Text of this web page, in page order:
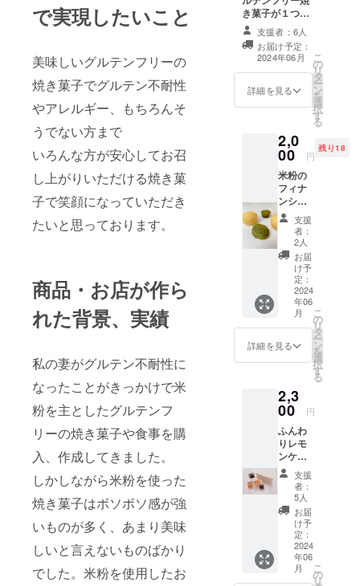
で実現したいこと
美味しいグルテンフリーの
焼き菓子でグルテン不耐性
やアレルギー、もちろんそ
うでない方まで
いろんな方が安心してお召
し上がりいただける焼き菓
子で笑顔になっていただき
たいと思っております。
商品・お店が作ら
れた背景、実績
私の妻がグルテン不耐性に
なったことがきっかけで米
粉を主としたグルテンフ
リーの焼き菓子や食事を購
入、作成してきました。
しかしながら米粉を使った
焼き菓子はボソボソ感が強
いものが多く、あまり美味
しいと言えないものばかり
でした。米粉を使用したお
フリーの焼
き菓子をこ
の度新ブラ
ンドを立ち
上げてECサ
イトにて販
した。
新ブランド
「米粉〜
Kome-
Kona〜」は
市販のグル
テンフリー
焼き菓子に
満足いって
全国にも多
たグルテン
アレルギー
やグルテン
不耐性、
全くそうで
ない人でも
美味しく笑
顔になれる
全国に届け
たいという
思いでを立
き菓子が１つず
つの１セットで
す レモン香るガ
トーショコラ ふ
んわりレモン
ケーキ 和なん
しぇ（プレー
品のラベルに表
記されます。 商
品開封前には必
ずお届けのリ
ターンに貼付さ
れたラベルや注
意書きをご確認
ください。
支援者：6人
お届け予定：
2024年06月
詳細を見る
こ
の
リ
タ
ー
ン
を
選
択
す
る
2,0
00 円
残り18
米粉の
フィナ
ンシェ
４個
セット
：抹茶
のみ ：
プレー
ンのみ
：抹茶
＆プ
レーン
原材料
及び添
加物等
お届け
商品の
ラベル
に表記
されま
す。 商
品開封
前には
必ずお
届けの
リター
ンに貼
付され
たラベ
ルや注
支援
者：
2人
お届
け予
定：
2024
年06
月
詳細を見る
こ
の
リ
タ
ー
ン
を
選
択
す
る
2,3
00 円
ふんわ
りレモ
ンケー
キとレ
モン香
るガ
トー
ショコ
ラの詰
め合わ
せです
当店人
支援
者：
5人
お届
け予
定：
2024
年06
月
こ
の
リ